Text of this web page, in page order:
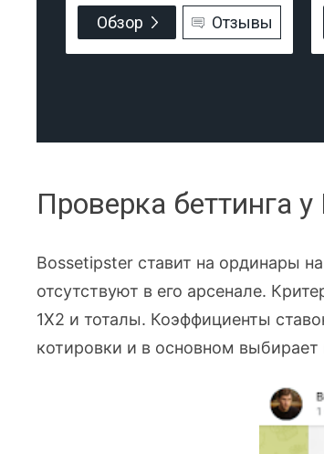
Обзор Отзывы
Проверка беттинга
Bossetipster ставит на ординары
отсутствуют в его арсенале.
1Х2 и тоталы. Коэффициенты
котировки и в основном